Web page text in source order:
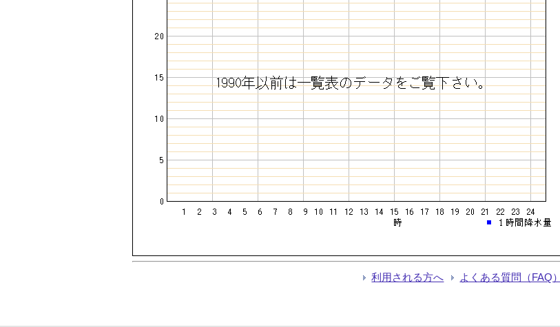
利用される方へ よくある質問（FAQ）